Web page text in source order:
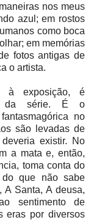
nos meus
azul; em rostos
como boca
em memórias
fotos antigas de
o artista.
exposição, é
da série. É o
no
são levadas de
existir. No
a mata e, então,
toma conta do
que não sabe
A Santa, A deusa,
sentimento de
eras por diversos